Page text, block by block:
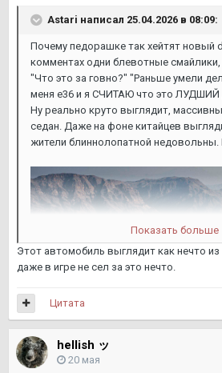
Astari написал 25.04.2026 в 08:09:
Почему педорашке так хейтят новый
комментах одни блевотные смайлики,
"Что это за говно?" "Раньше умели
меня е36 и я СЧИТАЮ что это
Ну реально круто выглядит,
седан. Даже на фоне китайцев
жители блиннолопатной недовольны.
Показать больше
Этот автомобиль выглядит как нечто из
даже в игре не сел за это нечто.
Цитата
hellish ッ
20 мая